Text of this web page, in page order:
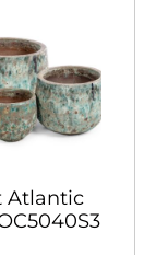
Atlantic